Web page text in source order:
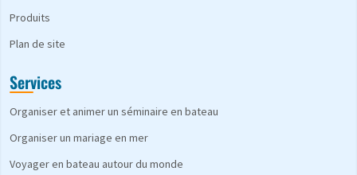
Produits
Plan de site
Services
Organiser et animer un séminaire en bateau
Organiser un mariage en mer
Voyager en bateau autour du monde